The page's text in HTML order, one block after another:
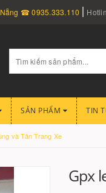
☎ 0935.333.110
SẢN PHẨM TIN
và Tân Trang Xe
Gpx